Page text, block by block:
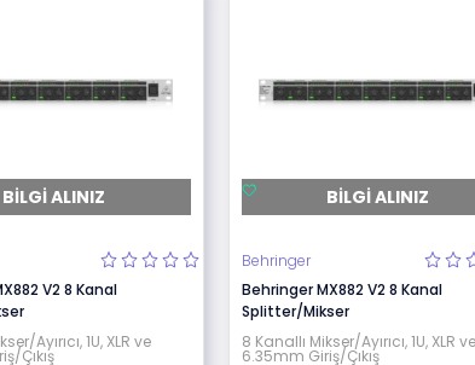
BILGI ALINIZ
V2 8 Kanal
Ayırıcı, 1U, XLR ve
Çıkış
BILGI ALINIZ
Behringer
Behringer MX882 V2 8 Kanal
Splitter/Mikser
8 Kanallı Mikser/Ayırıcı, 1U, XLR ve
6.35mm Giriş/Çıkış